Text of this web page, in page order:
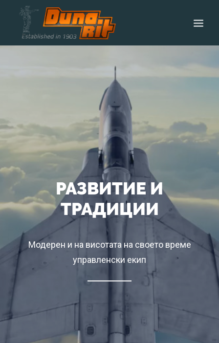
КАРИЕРИ
РАЗВИТИЕ И
ТРАДИЦИИ
Модерен и на висотата на своето време
управленски екип